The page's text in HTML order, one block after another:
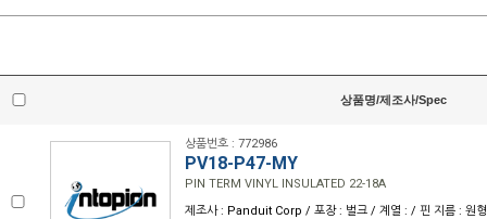
상품명/제조사/Spec
상품번호 : 772986
PV18-P47-MY
PIN TERM VINYL INSULATED 22-18A
제조사 : Panduit Corp / 포장 : 벌크 / 계열 : / 핀 지름 : 원